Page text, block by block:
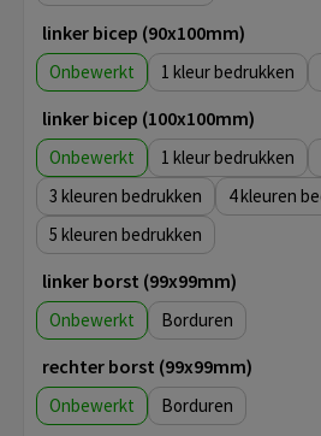
linker bicep (90x100mm)
Onbewerkt 1
linker bicep (100x100mm)
Onbewerkt 1
3
4
5
linker borst (99x99mm)
Onbewerkt Borduren
rechter borst (99x99mm)
Onbewerkt Borduren